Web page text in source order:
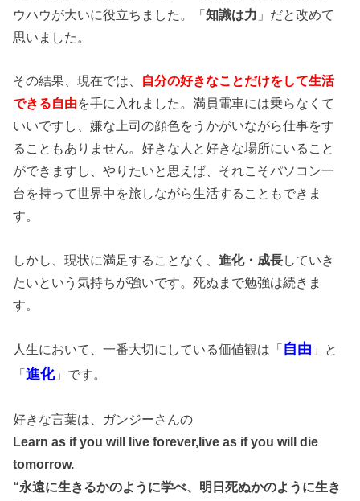
ウハウが大いに役立ちました。「知識は力 」だと改めて
思いました。
その結果、現在では、 自分の好きなことだけをして生活
できる自由を手に入れました。満員電車には乗らなくて
いいですし、嫌な上司の顔色をうかがいながら仕事をす
ることもありません。好きな人と好きな場所にいること
ができますし、やりたいと思えば、それこそパソコン一
台を持って世界中を旅しながら生活することもできま
す。
しかし、現状に満足することなく、進化・成長していき
たいという気持ちが強いです。死ぬまで勉強は続きま
す。
人生において、一番大切にしている価値観は「自由 」と
「進化」です。
好きな言葉は、ガンジーさんの
Learn as if you will live forever,live as if you will die
tomorrow.
“永遠に生きるかのように学べ、明日死ぬかのように生き